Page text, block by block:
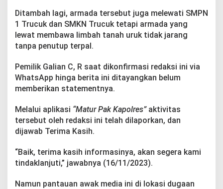
g
T
e
t
a
B
e
o
e
r
a
i
Ditambah lagi, armada tersebut juga melewati SMPN
1 Trucuk dan SMKN Trucuk tetapi armada yang
lewat membawa limbah tanah uruk tidak jarang
tanpa penutup terpal.
Pemilik Galian C, R saat dikonfirmasi redaksi ini via
WhatsApp hinga berita ini ditayangkan belum
memberikan statementnya.
Melalui aplikasi “Matur Pak Kapolres” aktivitas
tersebut oleh redaksi ini telah dilaporkan, dan
dijawab Terima Kasih.
“Baik, terima kasih informasinya, akan segera kami
tindaklanjuti,” jawabnya (16/11/2023).
Namun pantauan awak media ini di lokasi dugaan